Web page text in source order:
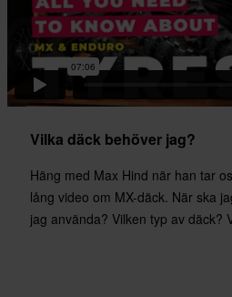
Vilka däck behöver jag?
Häng med Max Hind när han tar
lång video om MX-däck. När ska
jag använda? Vilken typ av däck?